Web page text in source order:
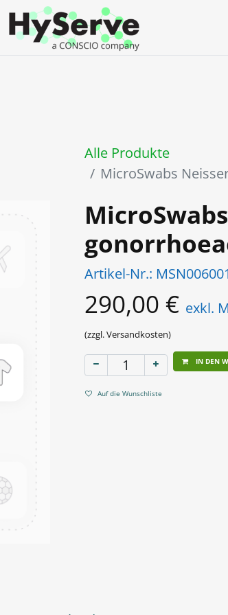
Alle Produkte
MicroSwabs
Artikel-Nr.:
290,00 € exkl.
(zzgl. Versandkosten)
IN DEN
Auf die Wunschliste